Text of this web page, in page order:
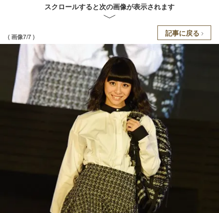
スクロールすると次の画像が表示されます
( 画像7/7 ) 記事に戻る